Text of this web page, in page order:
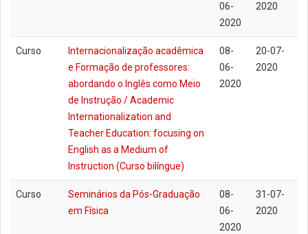
06-
2020
2020
Curso
Internacionalização acadêmica
e Formação de professores:
abordando o Inglês como Meio
de Instrução / Academic
Internationalization and
Teacher Education: focusing on
English as a Medium of
Instruction (Curso bilíngue)
08-
06-
2020
20-07-
2020
Curso
Seminários da Pós-Graduação
em Física
08-
06-
2020
31-07-
2020